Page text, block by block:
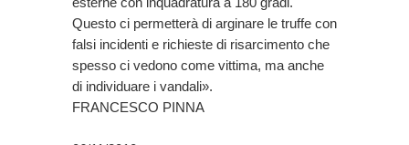
Questo ci permetterà di arginare le truffe con
falsi incidenti e richieste di risarcimento che
spesso ci vedono come vittima, ma anche
di individuare i vandali».
FRANCESCO PINNA